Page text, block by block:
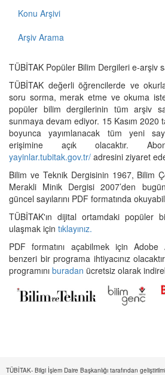
Konu Arşivi
Arşiv Arama
TÜBİTAK Popüler Bilim Dergileri e-arşiv
TÜBİTAK değerli öğrencilerde ve
soru sorma, merak etme ve okuma
popüler bilim dergilerinin tüm arşiv
sunmaya devam ediyor. 15 Kasım
boyunca yayımlanacak tüm yeni
erişimine açık olacaktır.
yayinlar.tubitak.gov.tr/ adresini ziyaret
Bilim ve Teknik Dergisinin 1967, Bilim
Merakli Minik Dergisi 2007’den
güncel sayılarını PDF formatında
TÜBİTAK'ın dijital ortamdaki popüler
ulaşmak için tıklayınız.
PDF formatını açabilmek için
benzeri bir programa ihtiyacınız
programını buradan ücretsiz olarak
TÜBİTAK- Bilgi İşlem Daire Başkanlığı tarafından